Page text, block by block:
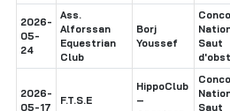
2026-
05-
24
Ass.
Alforssan
Equestrian
Club
Borj
Youssef
Saut
2026-
05-17
F.T.S.E
HippoClub
–
Saut